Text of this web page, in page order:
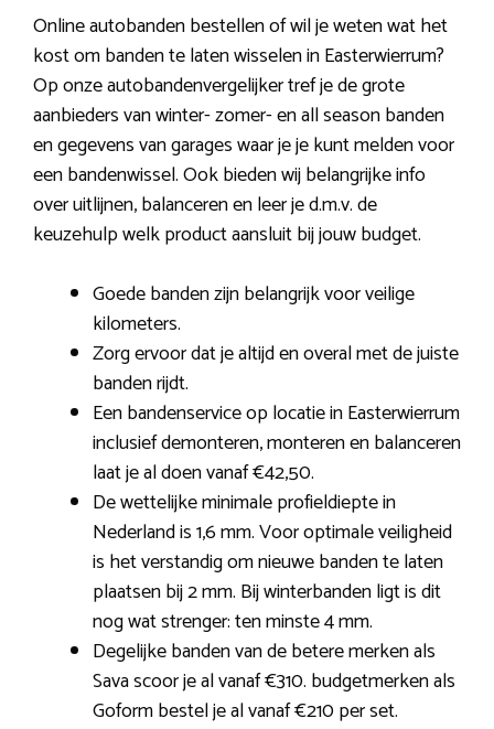
Online autobanden bestellen of wil je weten wat het
kost om banden te laten wisselen in Easterwierrum?
Op onze autobandenvergelijker tref je de grote
aanbieders van winter- zomer- en all season banden
en gegevens van garages waar je je kunt melden voor
een bandenwissel. Ook bieden wij belangrijke info
over uitlijnen, balanceren en leer je d.m.v. de
keuzehulp welk product aansluit bij jouw budget.
Goede banden zijn belangrijk voor veilige
kilometers.
Zorg ervoor dat je altijd en overal met de juiste
banden rijdt.
Een bandenservice op locatie in Easterwierrum
inclusief demonteren, monteren en balanceren
laat je al doen vanaf €42,50.
De wettelijke minimale profieldiepte in
Nederland is 1,6 mm. Voor optimale veiligheid
is het verstandig om nieuwe banden te laten
plaatsen bij 2 mm. Bij winterbanden ligt is dit
nog wat strenger: ten minste 4 mm.
Degelijke banden van de betere merken als
Sava scoor je al vanaf €310. budgetmerken als
Goform bestel je al vanaf €210 per set.